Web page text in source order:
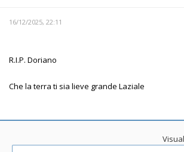
16/12/2025, 22:11
R.I.P. Doriano
Che la terra ti sia lieve grande Laziale